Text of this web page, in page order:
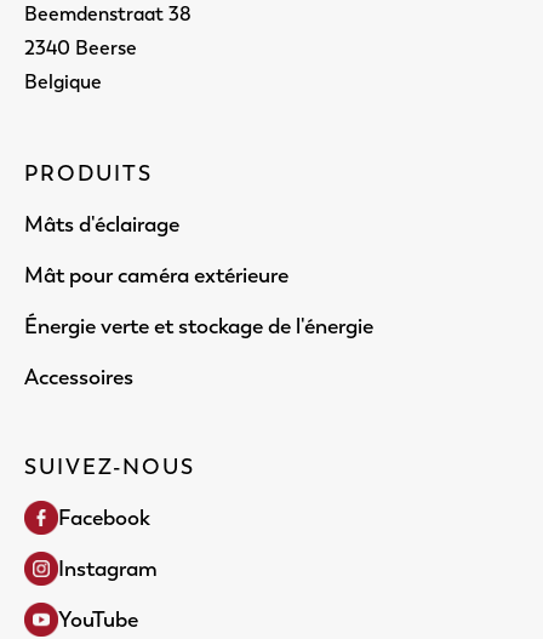
Beemdenstraat 38
2340 Beerse
Belgique
PRODUITS
Mâts d'éclairage
Mât pour caméra extérieure
Énergie verte et stockage de l'énergie
Accessoires
SUIVEZ-NOUS
Facebook
Instagram
YouTube